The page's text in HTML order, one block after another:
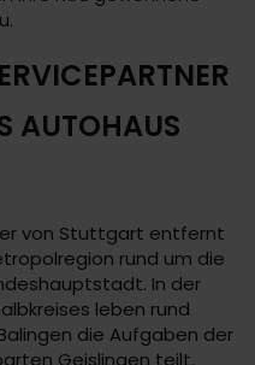
AUTOHAUS
von Stuttgart entfernt
rund um die
In der
leben rund
die Aufgaben der
Geislingen teilt.